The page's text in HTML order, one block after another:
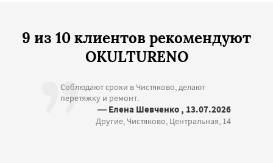
9 из 10 клиентов рекомендуют
OKULTURENO
Соблюдают сроки в Чистяково, делают
перетяжку и ремонт.
— Елена Шевченко , 13.07.2026
Другие, Чистяково, Центральная, 14